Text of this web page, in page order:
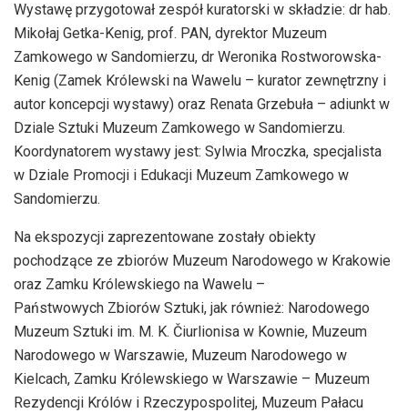
Wystawę przygotował zespół kuratorski w składzie: dr hab.
Mikołaj Getka-Kenig, prof. PAN, dyrektor Muzeum
Zamkowego w Sandomierzu, dr Weronika Rostworowska-
Kenig (Zamek Królewski na Wawelu – kurator zewnętrzny i
autor koncepcji wystawy) oraz Renata Grzebuła – adiunkt w
Dziale Sztuki Muzeum Zamkowego w Sandomierzu.
Koordynatorem wystawy jest: Sylwia Mroczka, specjalista
w Dziale Promocji i Edukacji Muzeum Zamkowego w
Sandomierzu.
Na ekspozycji zaprezentowane zostały obiekty
pochodzące ze zbiorów Muzeum Narodowego w Krakowie
oraz Zamku Królewskiego na Wawelu –
Państwowych Zbiorów Sztuki, jak również: Narodowego
Muzeum Sztuki im. M. K. Čiurlionisa w Kownie, Muzeum
Narodowego w Warszawie, Muzeum Narodowego w
Kielcach, Zamku Królewskiego w Warszawie – Muzeum
Rezydencji Królów i Rzeczypospolitej, Muzeum Pałacu